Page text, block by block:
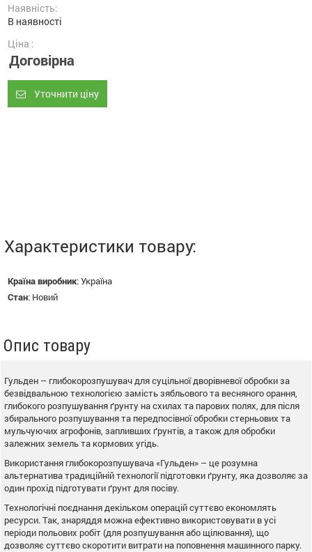
Наявність:
В наявності
Ціна :
Договірна
Уточнити ціну
Характеристики товару:
Країна виробник:Україна
Стан: Новий
Опис товару
Гульден – глибокорозпушувач для суцільної дворівневої обробки за
безвідвальною технологією замість зябльового та весняного орання,
глибокого розпушування ґрунту на схилах та парових полях, для після
збирального розпушування та передпосівної обробки стерньових та
мульчуючих агрофонів, запливших ґрунтів, а також для обробки
залежних земель та кормових угідь.
Використання глибокорозпушувача «Гульден» – це розумна
альтернатива традиційній технології підготовки ґрунту, яка дозволяє за
один прохід підготувати ґрунт для посіву.
Технологічні поєднання декільком операцій суттєво економлять
ресурси. Так, знаряддя можна ефективно використовувати в усі
періоди польових робіт (для розпушування або щілювання), що
дозволяє суттєво скоротити витрати на поповнення машинного парку.